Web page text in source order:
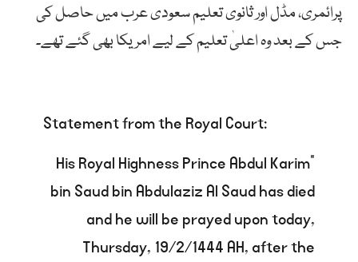
پرائمری، مڈل اور ثانوی تعلیم سعودی عرب میں حاصل کی
جس کے بعد وہ اعلیٰ تعلیم کے لیے امریکا بھی گئے تھے۔
Statement from the Royal Court:
“His Royal Highness Prince Abdul Karim
bin Saud bin Abdulaziz Al Saud has died
and he will be prayed upon today,
Thursday, 19/2/1444 AH, after the